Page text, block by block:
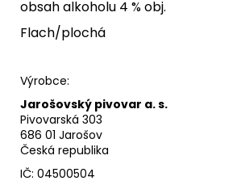
obsah alkoholu 4 % obj.
Flach/plochá
Výrobce:
Jarošovský pivovar a. s.
Pivovarská 303
686 01 Jarošov
Česká republika
IČ: 04500504